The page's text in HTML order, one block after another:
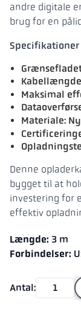
andre digitale
brug for en
Specifikationer
Maksimal
Materiale:
Denne
bygget til at
investering for
effektiv
Længde: 3 m
Forbindelser:
Antal: